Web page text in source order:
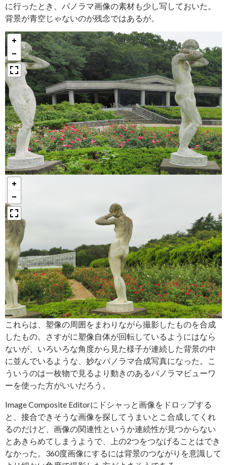
に行ったとき、パノラマ画像の素材も少し写しておいた。
背景が青空じゃないのが残念ではあるが。
これらは、塑像の周囲をまわりながら撮影したものを合成
したもの。さすがに塑像自体が回転しているようにはなら
ないが、いろいろな角度から見た様子が連続した背景の中
に並んでいるような、妙なパノラマ合成写真になった。こ
ういうのは一枚物で見るより動きのあるパノラマビューワ
ーを使った方がいいだろう。
Image Composite Editorにドシャっと画像をドロップする
と、接合できそうな画像を探してうまいとこ合成してくれ
るのだけど、画像の関連性というか連続性が見つからない
とあきらめてしまうようで、上の2つをつなげることはでき
なかった。360度画像にするには背景のつながりを意識して